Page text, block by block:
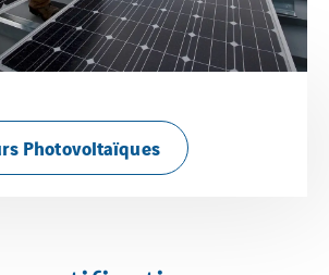
Photovoltaïques